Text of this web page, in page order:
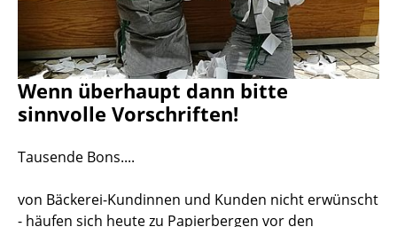
Wenn überhaupt dann bitte
sinnvolle Vorschriften!
Tausende Bons....
von Bäckerei-Kundinnen und Kunden nicht erwünscht
- häufen sich heute zu Papierbergen vor den